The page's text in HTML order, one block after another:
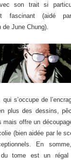
son trait si
fascinant (aidé
June Chung).
qui s’occupe de
plus des dessins,
mais offre un
(bien aidée par le
En
du tome est un